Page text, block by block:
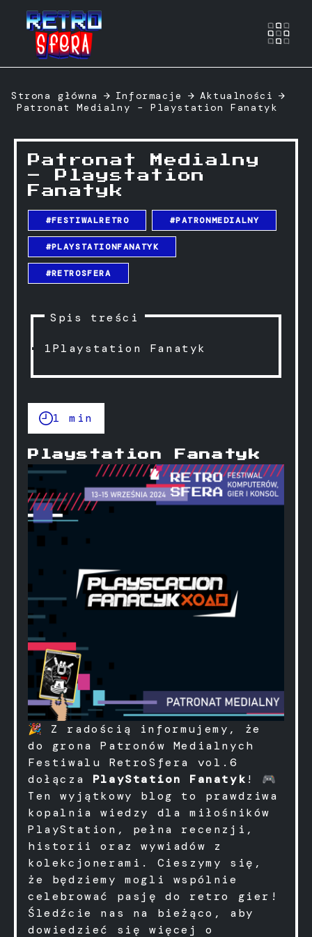
Strona główna Informacje
Aktualności
Patronat Medialny – Playstation Fanatyk
Patronat Medialny
– Playstation
Fanatyk
#FESTIWALRETRO #PATRONMEDIALNY
#PLAYSTATIONFANATYK
#RETROSFERA
Spis treści
1Playstation Fanatyk
1 min
Playstation Fanatyk
🎉 Z radością informujemy, że
do grona Patronów Medialnych
Festiwalu RetroSfera vol.6
dołącza PlayStation Fanatyk ! 🎮
Ten wyjątkowy blog to prawdziwa
kopalnia wiedzy dla miłośników
PlayStation, pełna recenzji,
historii oraz wywiadów z
kolekcjonerami. Cieszymy się,
że będziemy mogli wspólnie
celebrować pasję do retro gier!
Śledźcie nas na bieżąco, aby
dowiedzieć się więcej o